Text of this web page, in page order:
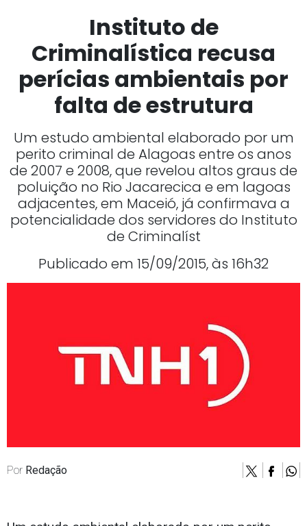
Instituto de
Criminalística recusa
perícias ambientais por
falta de estrutura
Um estudo ambiental elaborado por um
perito criminal de Alagoas entre os anos
de 2007 e 2008, que revelou altos graus de
poluição no Rio Jacarecica e em lagoas
adjacentes, em Maceió, já confirmava a
potencialidade dos servidores do Instituto
de Criminalíst
Publicado em 15/09/2015, às 16h32
Por Redação